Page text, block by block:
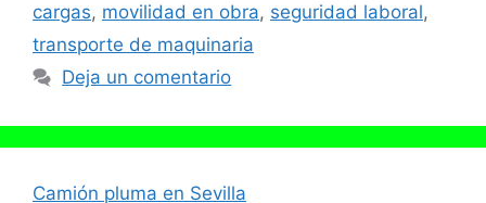
cargas, movilidad en obra, seguridad laboral,
transporte de maquinaria
Deja un comentario
Camión pluma en Sevilla